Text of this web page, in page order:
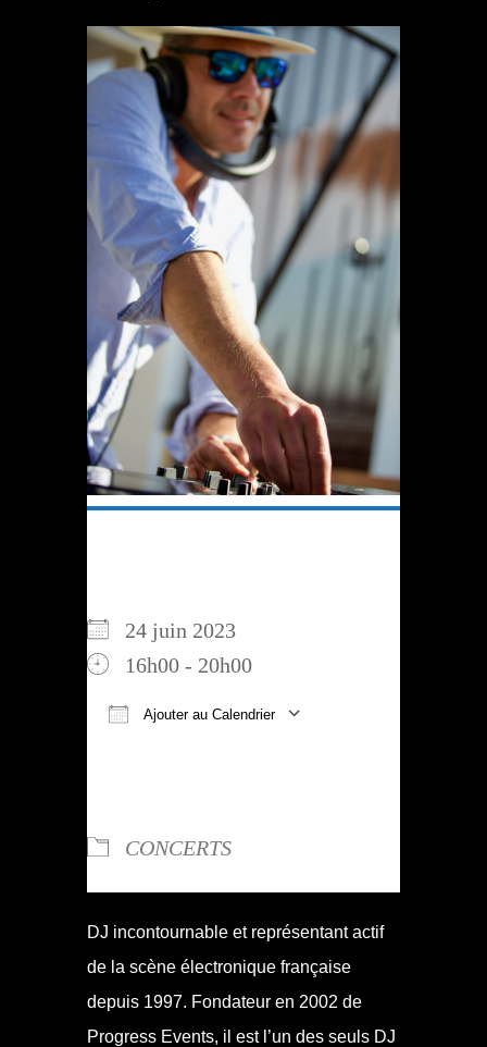
24 juin 2023
16h00 - 20h00
Ajouter au Calendrier
CONCERTS
DJ incontournable et représentant actif
de la scène électronique française
depuis 1997. Fondateur en 2002 de
Progress Events, il est l’un des seuls DJ